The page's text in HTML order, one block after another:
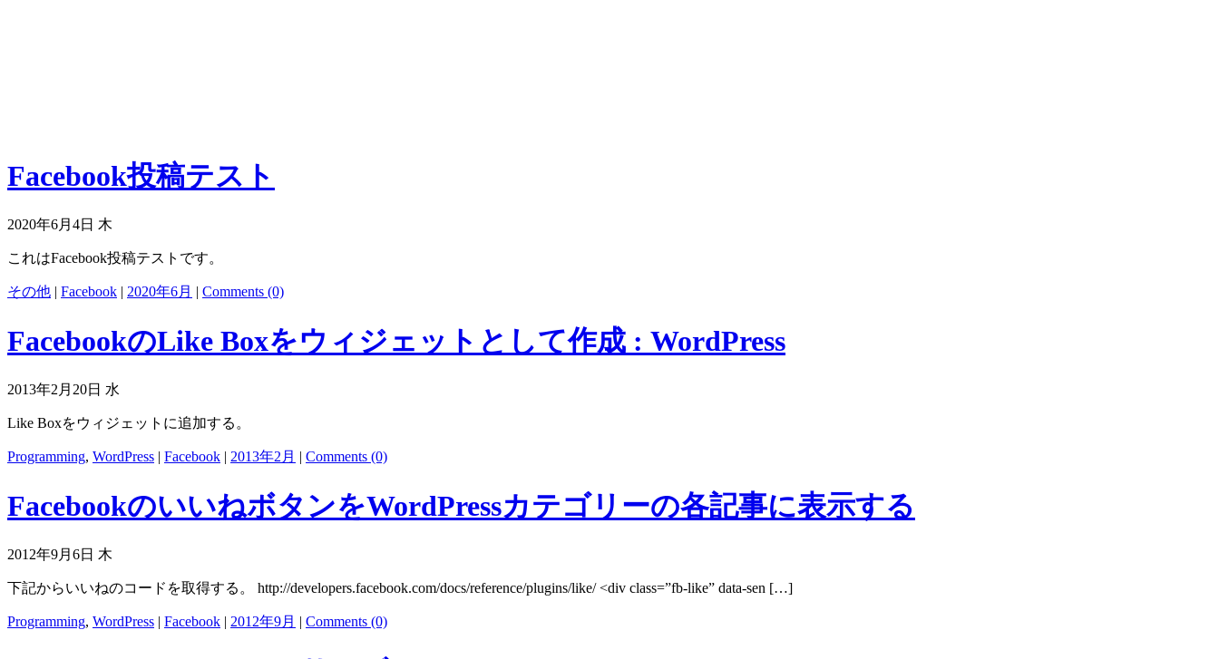
Facebook投稿テスト
2020年6月4日 木
これはFacebook投稿テストです。
その他 | Facebook | 2020年6月 | Comments (0)
FacebookのLike Boxをウィジェットとして作成 : WordPress
2013年2月20日 水
Like Boxをウィジェットに追加する。
Programming, WordPress | Facebook | 2013年2月 | Comments (0)
FacebookのいいねボタンをWordPressカテゴリーの各記事に表示する
2012年9月6日 木
下記からいいねのコードを取得する。 http://developers.facebook.com/docs/reference/plugins/like/ <div class=”fb-like” data-sen […]
Programming, WordPress | Facebook | 2012年9月 | Comments (0)